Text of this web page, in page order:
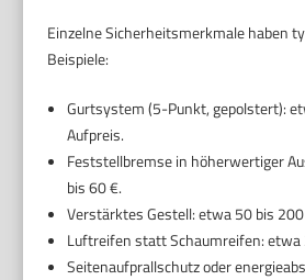
Einzelne Sicherheitsmerkmale haben
Beispiele:
Gurtsystem (5-Punkt, gepolstert):
Aufpreis.
Feststellbremse in höherwertiger
bis 60 €.
Verstärktes Gestell: etwa 50 bis
Luftreifen statt Schaumreifen: etwa
Seitenaufprallschutz oder